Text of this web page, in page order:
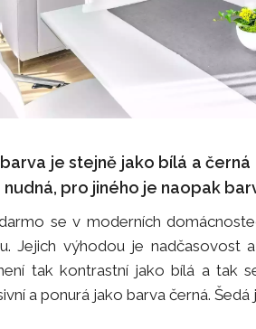
je stejně jako bílá a
nudná, pro jiného je naopak
se v moderních
Jejich výhodou je nadčasovost
tak kontrastní jako bílá a tak
a ponurá jako barva černá.